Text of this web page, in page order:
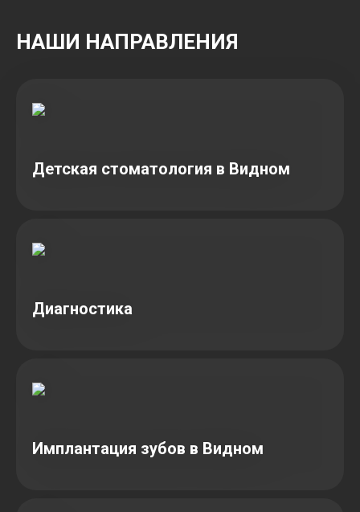
НАШИ НАПРАВЛЕНИЯ
Детская стоматология в Видном
Диагностика
Имплантация зубов в Видном